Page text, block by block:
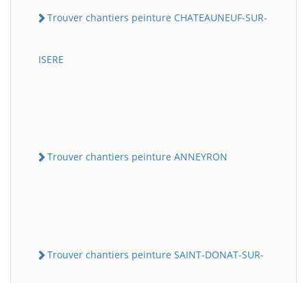
Trouver chantiers peinture CHATEAUNEUF-SUR-
ISERE
Trouver chantiers peinture ANNEYRON
Trouver chantiers peinture SAINT-DONAT-SUR-